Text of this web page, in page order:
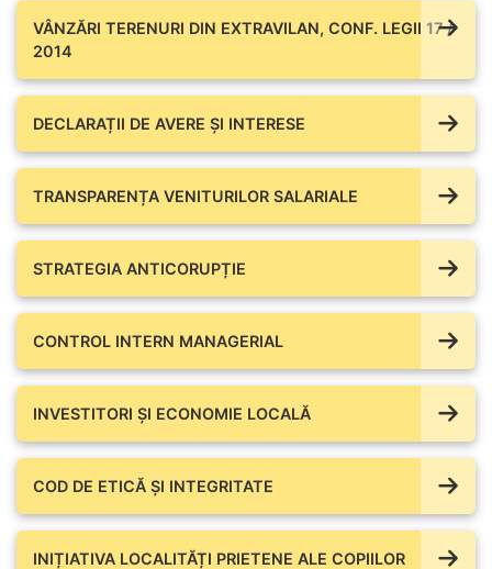
VÂNZĂRI TERENURI DIN EXTRAVILAN, CONF. LEGII 17 /
2014
DECLARAȚII DE AVERE ŞI INTERESE
TRANSPARENȚA VENITURILOR SALARIALE
STRATEGIA ANTICORUPȚIE
CONTROL INTERN MANAGERIAL
INVESTITORI ȘI ECONOMIE LOCALĂ
COD DE ETICĂ ȘI INTEGRITATE
INIȚIATIVA LOCALITĂȚI PRIETENE ALE COPIILOR